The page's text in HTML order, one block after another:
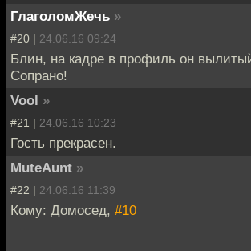
ГлаголомЖечь »
#20 | 24.06.16 09:24
Блин, на кадре в профиль он
Сопрано!
Vool »
#21 | 24.06.16 10:23
Гость прекрасен.
MuteAunt »
#22 | 24.06.16 11:39
Кому: Домосед, #10